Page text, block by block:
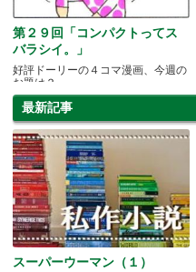
第２９回「コンパクトってス
バラシイ。」
好評ドーリーの４コマ漫画、今週の
お題は？
最新記事
スーパーウーマン（１）